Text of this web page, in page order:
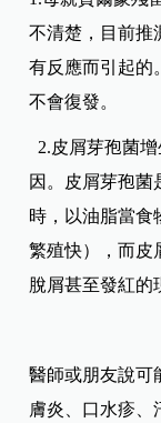
不清楚，目前推
有反應而引起的
不會復發。
2.皮屑芽孢菌
因。皮屑芽孢菌
時，以油脂當食
繁殖快），而皮
脫屑甚至發紅的
醫師或朋友說可
膚炎、口水疹、